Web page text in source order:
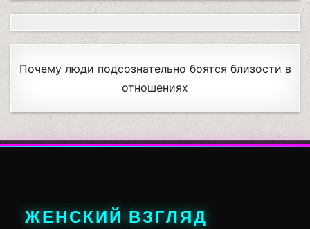
Почему люди подсознательно боятся близости в
отношениях
ЖЕНСКИЙ ВЗГЛЯД